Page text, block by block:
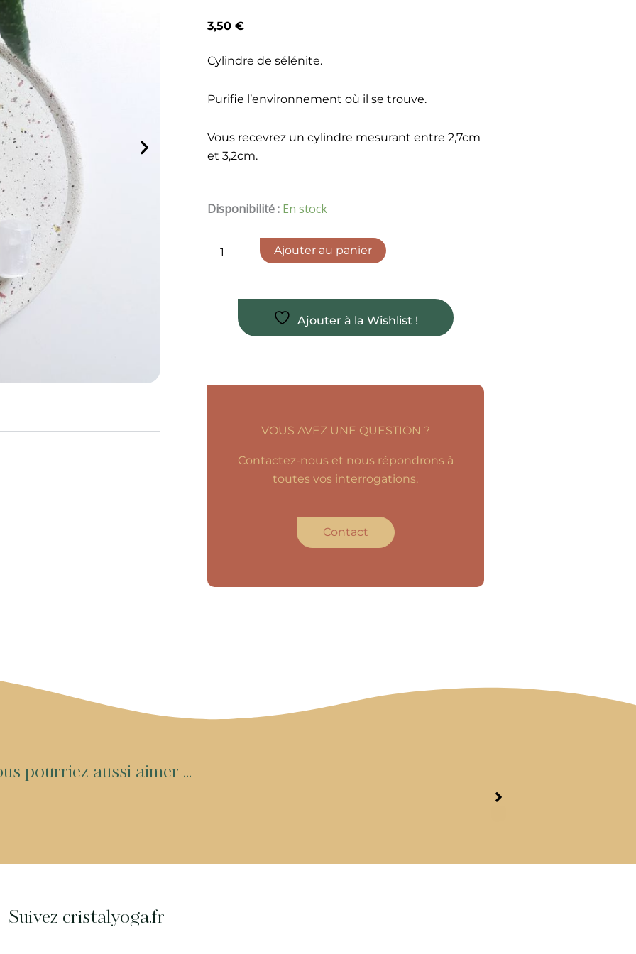
3,50 €
Cylindre de sélénite.
Purifie l’environnement où il se trouve.
Vous recevrez un cylindre mesurant entre 2,7cm
et 3,2cm.
Disponibilité : En stock
quantité
Ajouter au panier
Ajouter à la Wishlist !
VOUS AVEZ UNE QUESTION ?
Contactez-nous et nous répondrons à
toutes vos interrogations.
Contact
uspourriez aussiaimer ...
Suivez cristalyoga.fr